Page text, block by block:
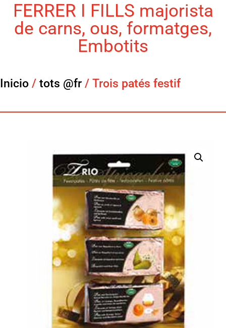
FERRER I FILLS majorista
de carns, ous, formatges,
Embotits
Inicio / tots @fr / Trois patés festif